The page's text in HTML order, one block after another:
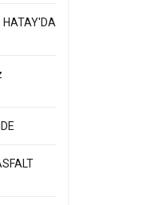
HATAY'DA